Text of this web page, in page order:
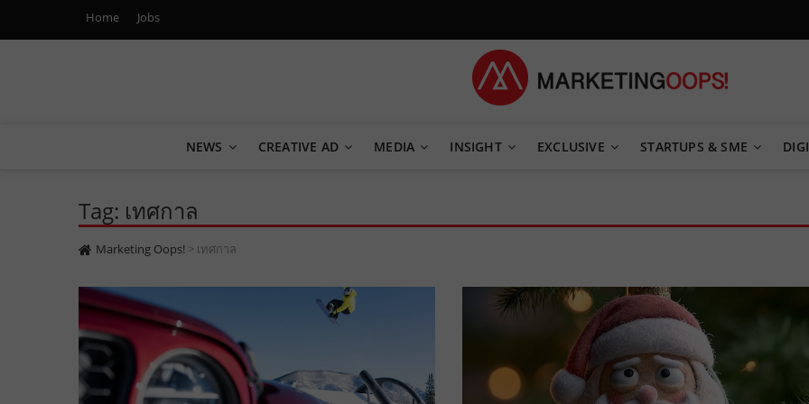
Home Jobs
Marketing Oops!
NEWS CREATIVE AD MEDIA INSIGHT EXCLUSIVE STARTUPS & SME
Tag: เทศกาล
Marketing Oops! > เทศกาล